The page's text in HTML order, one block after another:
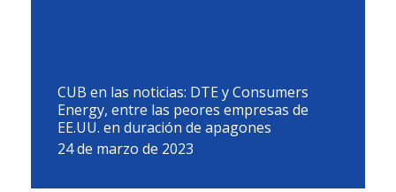
CUB en las noticias: DTE y Consumers
Energy, entre las peores empresas de
EE.UU. en duración de apagones
24 de marzo de 2023